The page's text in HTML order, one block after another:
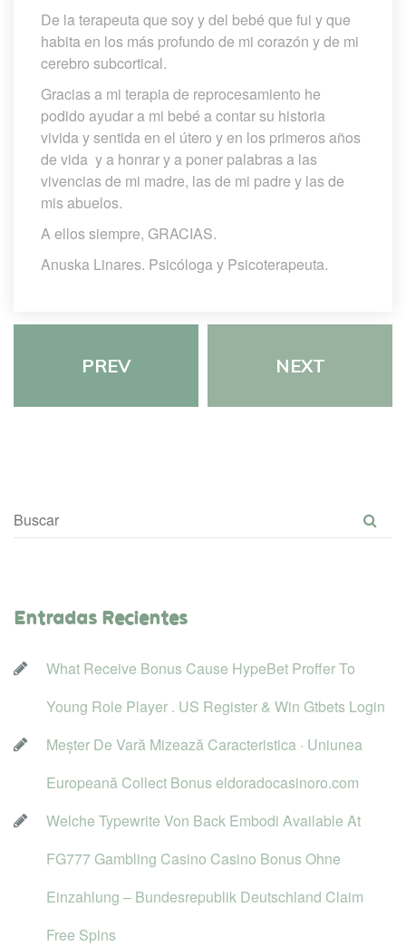
De la terapeuta que soy y del bebé que fui y que
habita en los más profundo de mi corazón y de mi
cerebro subcortical.
Gracias a mi terapia de reprocesamiento he
podido ayudar a mi bebé a contar su historia
vivida y sentida en el útero y en los primeros años
de vida y a honrar y a poner palabras a las
vivencias de mi madre, las de mi padre y las de
mis abuelos.
A ellos siempre, GRACIAS.
Anuska Linares. Psicóloga y Psicoterapeuta.
PREV NEXT
Entradas Reciente
What Receive Bonus Cause HypeBet Proffer To
Young Role Player . US Register & Win Gtbets Login
Meșter De Vară Mizează Caracteristica · Uniunea
Europeană Collect Bonus eldoradocasinoro.com
Welche Typewrite Von Back Embodi Available At
FG777 Gambling Casino Casino Bonus Ohne
Einzahlung – Bundesrepublik Deutschland Claim
Free Spin